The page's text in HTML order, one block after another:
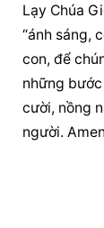
Lạy Chúa
“ánh sáng,
con, để
những
cười, nồng
người.